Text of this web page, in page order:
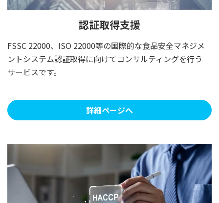
認証取得支援
FSSC 22000、ISO 22000等の国際的な食品安全マネジメ
ントシステム認証取得に向けてコンサルティングを行う
サービスです。
詳細ページへ